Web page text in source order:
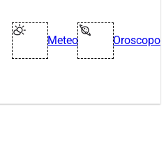
Meteo Oroscopo